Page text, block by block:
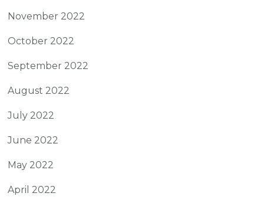
November 2022
October 2022
September 2022
August 2022
July 2022
June 2022
May 2022
April 2022